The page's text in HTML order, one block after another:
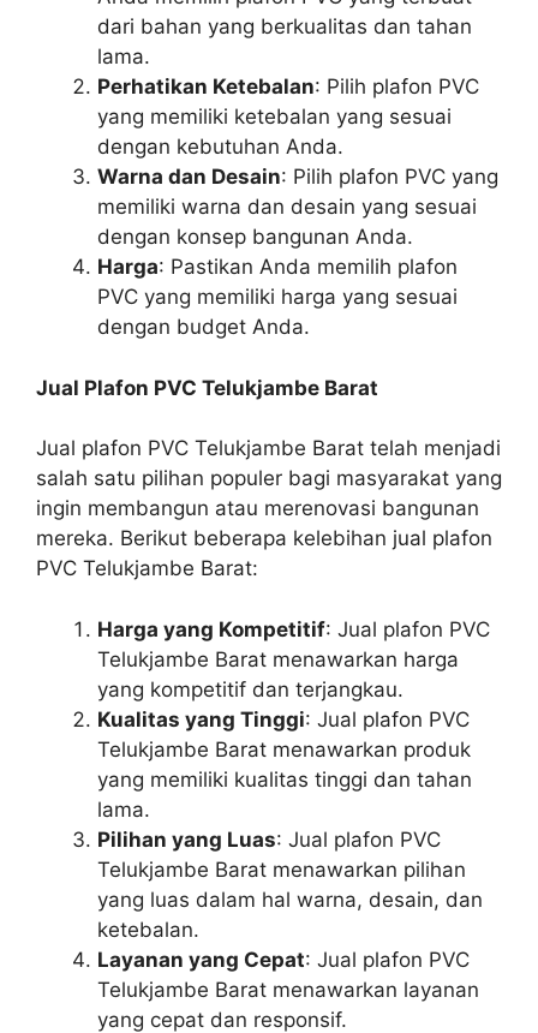
dari bahan yang berkualitas dan tahan
lama.
Perhatikan Ketebalan: Pilih plafon PVC
yang memiliki ketebalan yang sesuai
dengan kebutuhan Anda.
Warna dan Desain: Pilih plafon PVC yang
memiliki warna dan desain yang sesuai
dengan konsep bangunan Anda.
Harga: Pastikan Anda memilih plafon
PVC yang memiliki harga yang sesuai
dengan budget Anda.
Jual Plafon PVC Telukjambe Barat
Jual plafon PVC Telukjambe Barat telah menjadi
salah satu pilihan populer bagi masyarakat yang
ingin membangun atau merenovasi bangunan
mereka. Berikut beberapa kelebihan jual plafon
PVC Telukjambe Barat:
Harga yang Kompetitif: Jual plafon PVC
Telukjambe Barat menawarkan harga
yang kompetitif dan terjangkau.
Kualitas yang Tinggi: Jual plafon PVC
Telukjambe Barat menawarkan produk
yang memiliki kualitas tinggi dan tahan
lama.
Pilihan yang Luas: Jual plafon PVC
Telukjambe Barat menawarkan pilihan
yang luas dalam hal warna, desain, dan
ketebalan.
Layanan yang Cepat: Jual plafon PVC
Telukjambe Barat menawarkan layanan
yang cepat dan responsif.